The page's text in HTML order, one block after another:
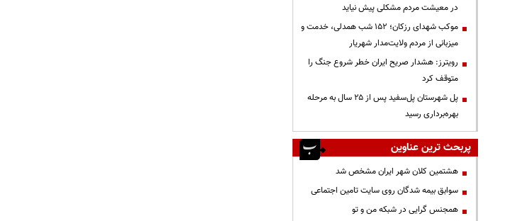
در معیشت مردم مشکلی پیش نیاید
موکب شهدای رزکان؛ ۱۵۲ شب همدلی، خدمت و
میزبانی از مردم ولایت‌مدار شهریار
رویترز: هشدار صریح ایران خطر شروع جنگ را
متوقف کرد
پل شهرستان پل‌سفید پس از ۲۵ سال به مرحله
بهره‌برداری رسید
پربحث ترین عناوین
هشتمین کلان شهر ایران مشخص شد
سوابق بیمه شدگان روی سایت تامین اجتماعی
همجنس گرایی در شبکه من و تو